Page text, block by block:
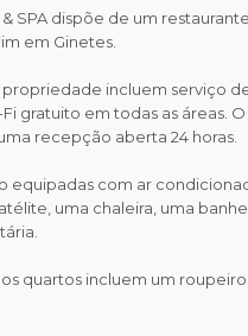
& SPA dispõe de um
em Ginetes.
incluem serviço
gratuito em todas as áreas.
recepção aberta 24 horas.
equipadas com ar
uma chaleira, uma
quartos incluem um